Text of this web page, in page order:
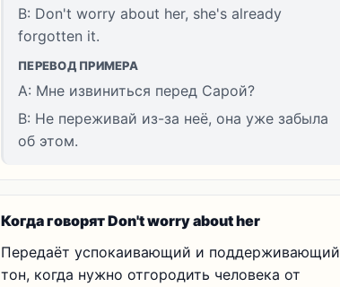
B: Don't worry about her, she's already
forgotten it.
ПЕРЕВОД ПРИМЕРА
A: Мне извиниться перед Сарой?
B: Не переживай из-за неё, она уже забыла
об этом.
Когда говорят Don't worry about her
Передаёт успокаивающий и поддерживающий
тон, когда нужно отгородить человека от